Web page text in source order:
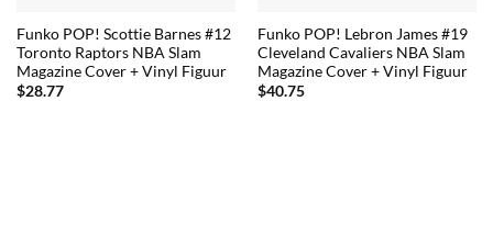
Funko POP! Scottie Barnes #12
Toronto Raptors NBA Slam
Magazine Cover + Vinyl Figuur
$28.77
Funko POP! Lebron James #19
Cleveland Cavaliers NBA Slam
Magazine Cover + Vinyl Figuur
$40.75